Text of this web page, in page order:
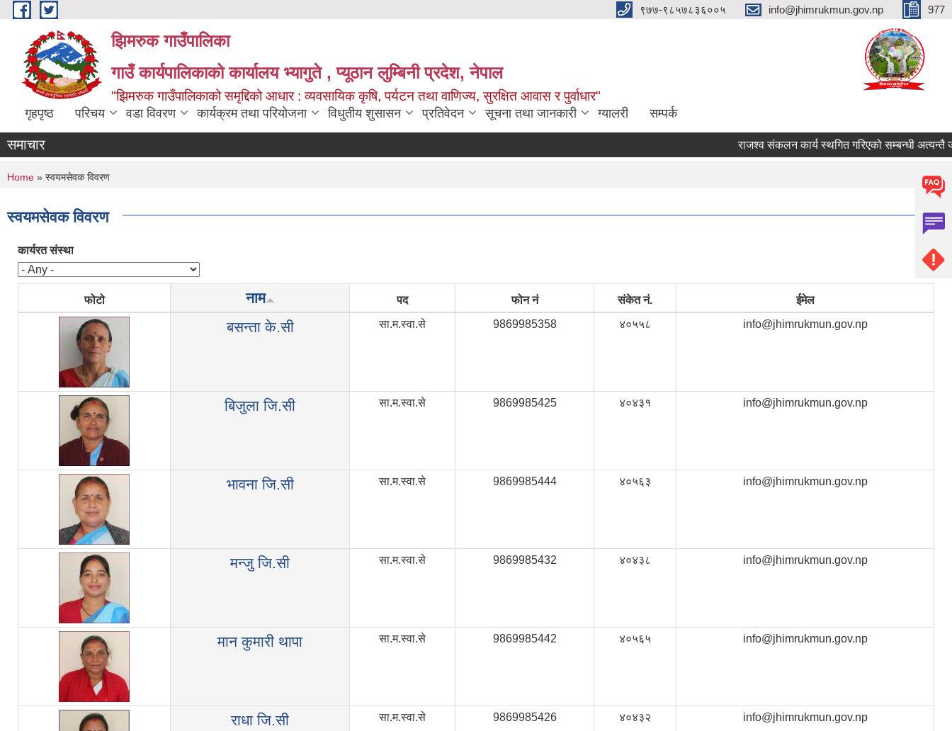
Skip to main content ९७७-९८५७८३६००५ info@jhimrukmun.gov.np 977
झिमरुक गाउँपालिका
गाउँ कार्यपालिकाको कार्यालय भ्यागुते , प्यूठान लुम्बिनी प्रदेश, नेपाल
"झिमरुक गाउँपालिकाको समृद्दिको आधार : व्यवसायिक कृषि, पर्यटन तथा वाणिज्य, सुरक्षित आवास र पुर्वाधार"
गृहपृष्ठ परिचय वडा विवरण कार्यक्रम तथा परियोजना विधुतीय शुसासन प्रतिवेदन सूचना तथा जानकारी ग्यालरी सम्पर्क
समाचार राजश्व संकलन कार्य स्थगित गरिएको सम्बन्धी अत्यन्तै
You are here
Home » स्वयमसेवक विवरण
स्वयमसेवक विवरण
कार्यरत संस्था
फोटो नाम पद फोन नं संकेत नं. ईमेल
बसन्ता के.सी सा.म.स्वा.से 9869985358 ४०५५८ info@jhimrukmun.gov.np
बिजुला जि.सी सा.म.स्वा.से 9869985425 ४०४३१ info@jhimrukmun.gov.np
भावना जि.सी सा.म.स्वा.से 9869985444 ४०५६३ info@jhimrukmun.gov.np
मन्जु जि.सी सा.म.स्वा.से 9869985432 ४०४३८ info@jhimrukmun.gov.np
मान कुमारी थापा सा.म.स्वा.से 9869985442 ४०५६५ info@jhimrukmun.gov.np
राधा जि.सी सा.म.स्वा.से 9869985426 ४०४३२ info@jhimrukmun.gov.np